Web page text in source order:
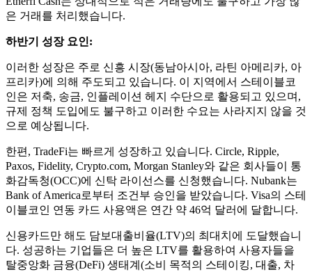
은 거래를 처리했습니다.
하반기 성장 요인:
이러한 성장은 주로 신흥 시장(동남아시아, 라틴 아메리카, 아
프리카)에 의해 주도되고 있습니다. 이 지역에서 스테이블코
인은 저축, 송금, 인플레이션 헤지 수단으로 활용되고 있으며,
규제 정책 도입에도 불구하고 이러한 수요는 사라지지 않을 것
으로 예상됩니다.
한편, TradeFi는 빠르게 성장하고 있습니다. Circle, Ripple,
Paxos, Fidelity, Crypto.com, Morgan Stanley와 같은 회사들이 통
화감독청(OCC)에 신탁 라이선스를 신청했습니다. Nubank는
Bank of America로부터 조건부 승인을 받았습니다. Visa의 스테
이블코인 연동 카드 사용액은 연간 약 46억 달러에 달합니다.
신용카드만 해도 담보대출비율(LTV)의 최대치에 도달했습니
다. 성공하는 기업들은 더 높은 LTV를 활용하여 사용자들을
탈중앙화 금융(DeFi) 생태계(소비 목적의 스테이킹, 대출, 차